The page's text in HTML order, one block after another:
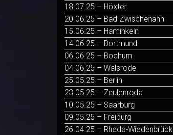
18.07.25 – Höxter
20.06.25 – Bad Zwischenahn
15.06.25 – Haminkeln
14.06.25 – Dortmund
06.06.25 – Bochum
04.06.25 – Walsrode
25.05.25 – Berlin
23.05.25 – Zeulenroda
10.05.25 – Saarburg
09.05.25 – Freiburg
26.04.25 – Rheda-Wiedenbrück